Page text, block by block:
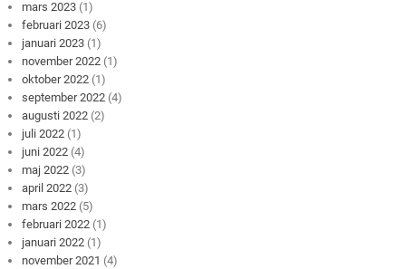
mars 2023 (1)
februari 2023 (6)
januari 2023 (1)
november 2022 (1)
oktober 2022 (1)
september 2022 (4)
augusti 2022 (2)
juli 2022 (1)
juni 2022 (4)
maj 2022 (3)
april 2022 (3)
mars 2022 (5)
februari 2022 (1)
januari 2022 (1)
november 2021 (4)